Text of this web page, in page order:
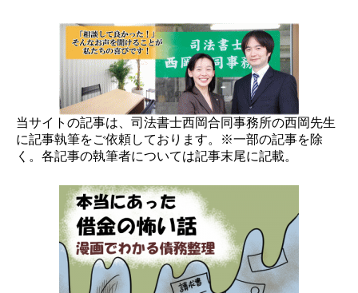
当サイトの記事は、司法書士西岡合同事務所の西岡先生
に記事執筆をご依頼しております。※一部の記事を除
く。各記事の執筆者については記事末尾に記載。